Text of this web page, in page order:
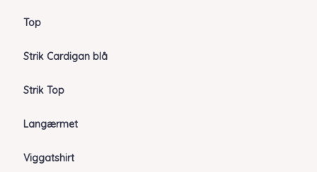
Top
Strik Cardigan blå
Strik Top
Langærmet
Viggatshirt